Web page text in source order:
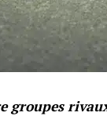
groupes